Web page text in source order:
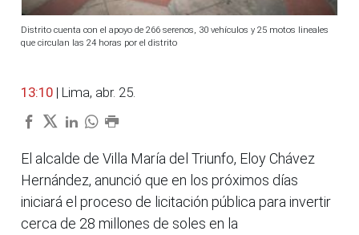
Distrito cuenta con el apoyo de 266 serenos, 30 vehículos y 25 motos lineales
que circulan las 24 horas por el distrito
13:10 | Lima, abr. 25.
El alcalde de Villa María del Triunfo, Eloy Chávez
Hernández, anunció que en los próximos días
iniciará el proceso de licitación pública para invertir
cerca de 28 millones de soles en la